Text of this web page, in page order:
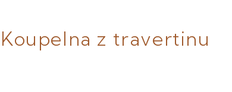
Koupelna z travertinu